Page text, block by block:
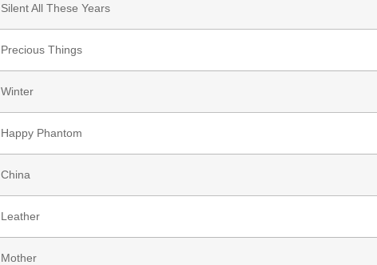
Silent All These Years
Precious Things
Winter
Happy Phantom
China
Leather
Mother